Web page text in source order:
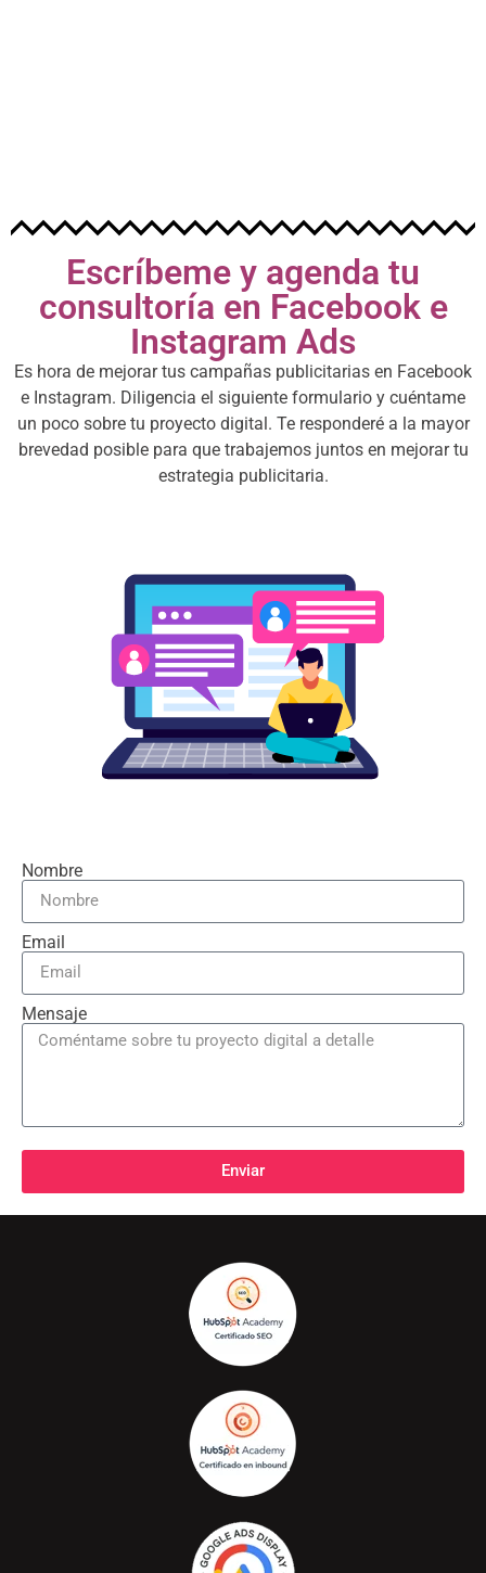
Escríbeme y agenda tu
consultoría en Facebook e
Instagram Ads
Es hora de mejorar tus campañas publicitarias en Facebook
e Instagram. Diligencia el siguiente formulario y cuéntame
un poco sobre tu proyecto digital. Te responderé a la mayor
brevedad posible para que trabajemos juntos en mejorar tu
estrategia publicitaria.
Nombre
Email
Mensaje
Enviar